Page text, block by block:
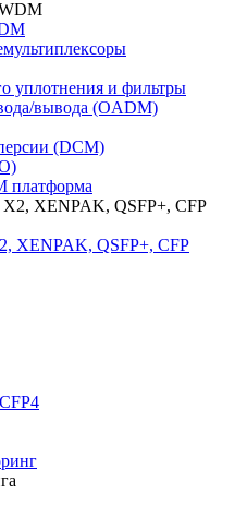
уплотнения и фильтры
вывода (OADM)
(DCM)
платформа
XENPAK, QSFP+, CFP